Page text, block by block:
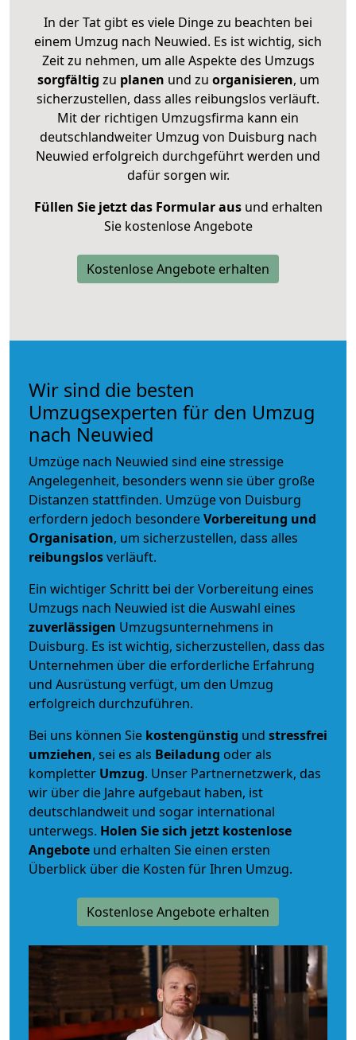
In der Tat gibt es viele Dinge zu beachten bei
einem Umzug nach Neuwied. Es ist wichtig, sich
Zeit zu nehmen, um alle Aspekte des Umzugs
sorgfältig zu planen und zu organisieren, um
sicherzustellen, dass alles reibungslos verläuft.
Mit der richtigen Umzugsfirma kann ein
deutschlandweiter Umzug von Duisburg nach
Neuwied erfolgreich durchgeführt werden und
dafür sorgen wir.
Füllen Sie jetzt das Formular ausund erhalten
Sie kostenlose Angebote
Kostenlose Angebote erhalten
Wir sind die besten
Umzugsexperten für den Umzug
nach Neuwied
Umzüge nach Neuwied sind eine stressige
Angelegenheit, besonders wenn sie über große
Distanzen stattfinden. Umzüge von Duisburg
erfordern jedoch besondereVorbereitung und
Organisation, um sicherzustellen, dass alles
reibungslosverläuft.
Ein wichtiger Schritt bei der Vorbereitung eines
Umzugs nach Neuwied ist die Auswahl eines
zuverlässigen Umzugsunternehmens in
Duisburg. Es ist wichtig, sicherzustellen, dass das
Unternehmen über die erforderliche Erfahrung
und Ausrüstung verfügt, um den Umzug
erfolgreich durchzuführen.
Bei uns können Sie kostengünstig und stressfrei
umziehen, sei es als Beiladung oder als
kompletter Umzug. Unser Partnernetzwerk, das
wir über die Jahre aufgebaut haben, ist
deutschlandweit und sogar international
unterwegs. Holen Sie sich jetzt kostenlose
Angebote und erhalten Sie einen ersten
Überblick über die Kosten für Ihren Umzug.
Kostenlose Angebote erhalten